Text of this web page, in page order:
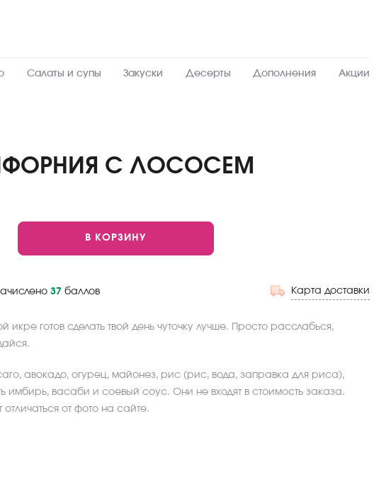
Салаты и супы Закуски Десерты Дополнения Акции
С ЛОСОСЕМ
В КОРЗИНУ
37 баллов Карта доставки
готов сделать твой день чуточку лучше. Просто расслабься,
авокадо, огурец, майонез, рис (рис, вода, заправка для риса),
имбирь, васаби и соевый соус. Они не входят в стоимость заказа.
от фото на сайте.